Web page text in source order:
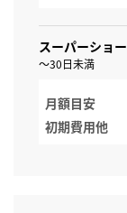
スーパーショ
～30日未満
月額目安
初期費用他